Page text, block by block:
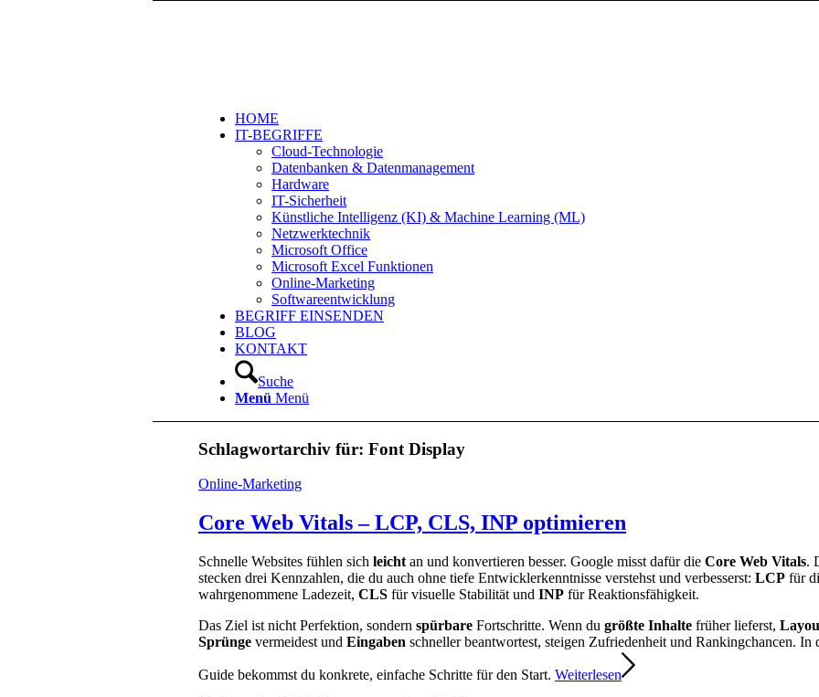
HOME
IT-BEGRIFFE
Cloud-Technologie
Datenbanken & Datenmanagement
Hardware
IT-Sicherheit
Künstliche Intelligenz (KI) & Machine Learning (ML)
Netzwerktechnik
Microsoft Office
Microsoft Excel Funktionen
Online-Marketing
Softwareentwicklung
BEGRIFF EINSENDEN
BLOG
KONTAKT
Suche
Menü Menü
Schlagwortarchiv für: Font Display
Online-Marketing
Core Web Vitals – LCP, CLS, INP optimieren
Schnelle Websites fühlen sich leicht an und konvertieren besser. Google misst dafür die Core Web Vitals.
stecken drei Kennzahlen, die du auch ohne tiefe Entwicklerkenntnisse verstehst und verbesserst: LCP für
wahrgenommene Ladezeit, CLS für visuelle Stabilität und INP für Reaktionsfähigkeit.
Das Ziel ist nicht Perfektion, sondern spürbare Fortschritte. Wenn du größte Inhalte früher lieferst,
Sprünge vermeidest und Eingaben schneller beantwortest, steigen Zufriedenheit und Rankingchancen. In
Guide bekommst du konkrete, einfache Schritte für den Start. Weiterlesen